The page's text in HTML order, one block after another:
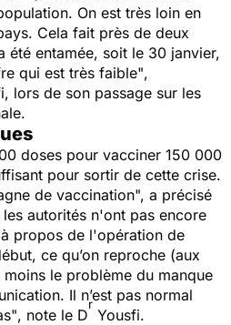
On est très loin en
Cela fait près de deux
été entamée, soit le 30 janvier,
qui est très faible",
lors de son passage sur les
doses pour vacciner 150 000
pour sortir de cette crise.
de vaccination", a précisé
autorités n'ont pas encore
propos de l'opération de
ce qu’on reproche (aux
moins le problème du manque
Il n’est pas normal
, note le D
r
Yousfi.